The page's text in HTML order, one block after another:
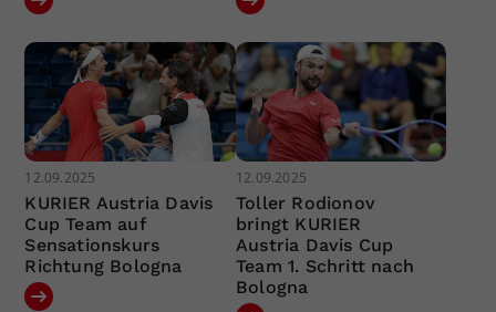
12.09.2025
KURIER Austria Davis
Cup Team auf
Sensationskurs
Richtung Bologna
12.09.2025
Toller Rodionov
bringt KURIER
Austria Davis Cup
Team 1. Schritt nach
Bologna